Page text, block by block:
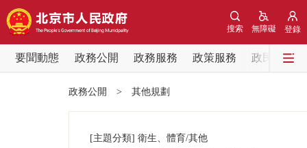
登錄
無障礙
搜索
要聞動態 政務公開 政務服務 政策服務
政民互動
黨中央精神
政務公開 > 其他規劃
[主題分類] 衛生、體育/其他